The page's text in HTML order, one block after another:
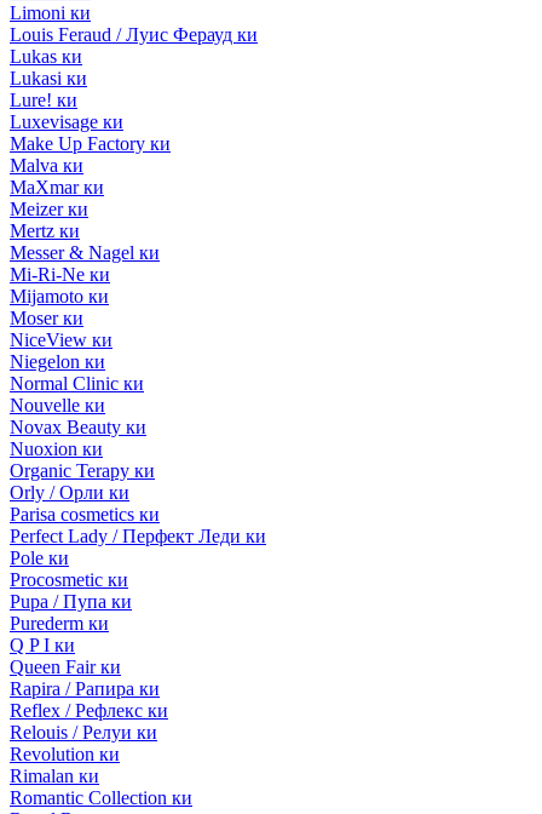
Limoni ки
Louis Feraud / Луис Ферауд ки
Lukas ки
Lukasi ки
Lure! ки
Luxevisage ки
Make Up Factory ки
Malva ки
MaXmar ки
Meizer ки
Mertz ки
Messer & Nagel ки
Mi-Ri-Ne ки
Mijamoto ки
Moser ки
NiceView ки
Niegelon ки
Normal Clinic ки
Nouvelle ки
Novax Beauty ки
Nuoxion ки
Organic Terapy ки
Orly / Орли ки
Parisa cosmetics ки
Perfect Lady / Перфект Леди ки
Pole ки
Procosmetic ки
Pupa / Пупа ки
Purederm ки
Q P I ки
Queen Fair ки
Rapira / Рапира ки
Reflex / Рефлекс ки
Relouis / Релуи ки
Revolution ки
Rimalan ки
Romantic Collection ки